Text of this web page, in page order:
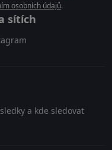
osobních údajů.
sítích
a kde sledovat